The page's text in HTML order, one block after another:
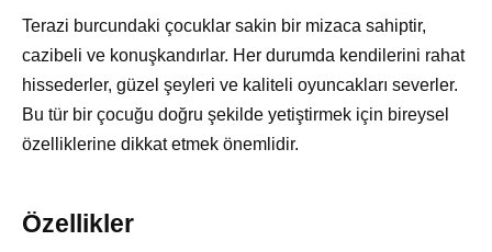
Terazi burcundaki çocuklar sakin bir mizaca sahiptir,
cazibeli ve konuşkandırlar. Her durumda kendilerini rahat
hissederler, güzel şeyleri ve kaliteli oyuncakları severler.
Bu tür bir çocuğu doğru şekilde yetiştirmek için bireysel
özelliklerine dikkat etmek önemlidir.
Özellikler